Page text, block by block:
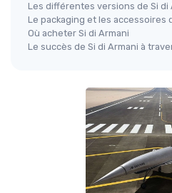
Les différentes versions de Si di
Le packaging et les accessoires
Où acheter Si di Armani
Le succès de Si di Armani à